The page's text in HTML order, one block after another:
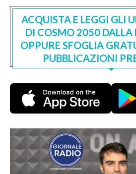
ACQUISTA E LEGGI GLI
DI COSMO 2050 DALLA
OPPURE SFOGLIA
PUBBLICAZIONI